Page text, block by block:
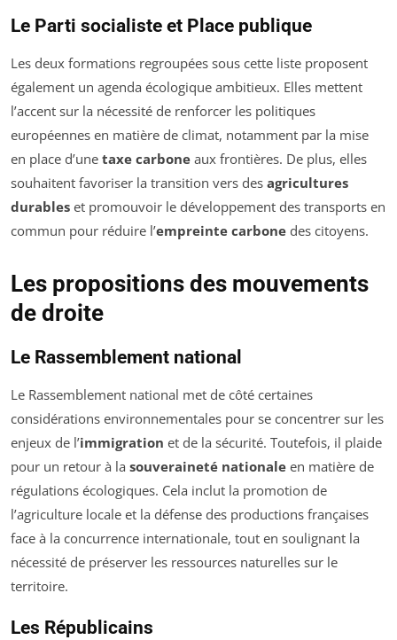
Le Parti socialiste et Place publique
Les deux formations regroupées sous cette liste proposent
également un agenda écologique ambitieux. Elles mettent
l’accent sur la nécessité de renforcer les politiques
européennes en matière de climat, notamment par la mise
en place d’une taxe carbone aux frontières. De plus, elles
souhaitent favoriser la transition vers des agricultures
durables et promouvoir le développement des transports en
commun pour réduire l’empreinte carbone des citoyens.
Les propositions des mouvements
de droite
Le Rassemblement national
Le Rassemblement national met de côté certaines
considérations environnementales pour se concentrer sur les
enjeux de l’immigration et de la sécurité. Toutefois, il plaide
pour un retour à la souveraineté nationale en matière de
régulations écologiques. Cela inclut la promotion de
l’agriculture locale et la défense des productions françaises
face à la concurrence internationale, tout en soulignant la
nécessité de préserver les ressources naturelles sur le
territoire.
Les Républicains